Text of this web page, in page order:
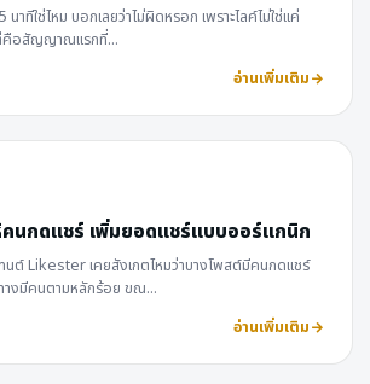
นาทีใช่ไหม บอกเลยว่าไม่ผิดหรอก เพราะไลค์ไม่ใช่แค่
ต่คือสัญญาณแรกที่…
อ่านเพิ่มเติม
คนกดแชร์ เพิ่มยอดแชร์แบบออร์แกนิก
ต์ Likester เคยสังเกตไหมว่าบางโพสต์มีคนกดแชร์
างมีคนตามหลักร้อย ขณ…
อ่านเพิ่มเติม